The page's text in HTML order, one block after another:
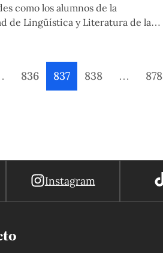
como los alumnos de la
de Lingüística y Literatura de la
ser beneficiados con el
Alemán de Intercambio
836 837 838 … 878
Instagram